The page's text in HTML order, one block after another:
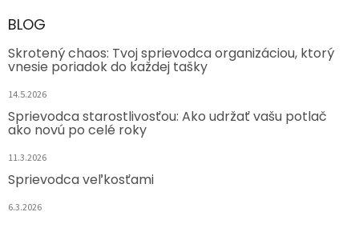
BLOG
Skrotený chaos: Tvoj sprievodca organizáciou, ktorý
vnesie poriadok do každej tašky
14.5.2026
Sprievodca starostlivosťou: Ako udržať vašu potlač
ako novú po celé roky
11.3.2026
Sprievodca veľkosťami
6.3.2026